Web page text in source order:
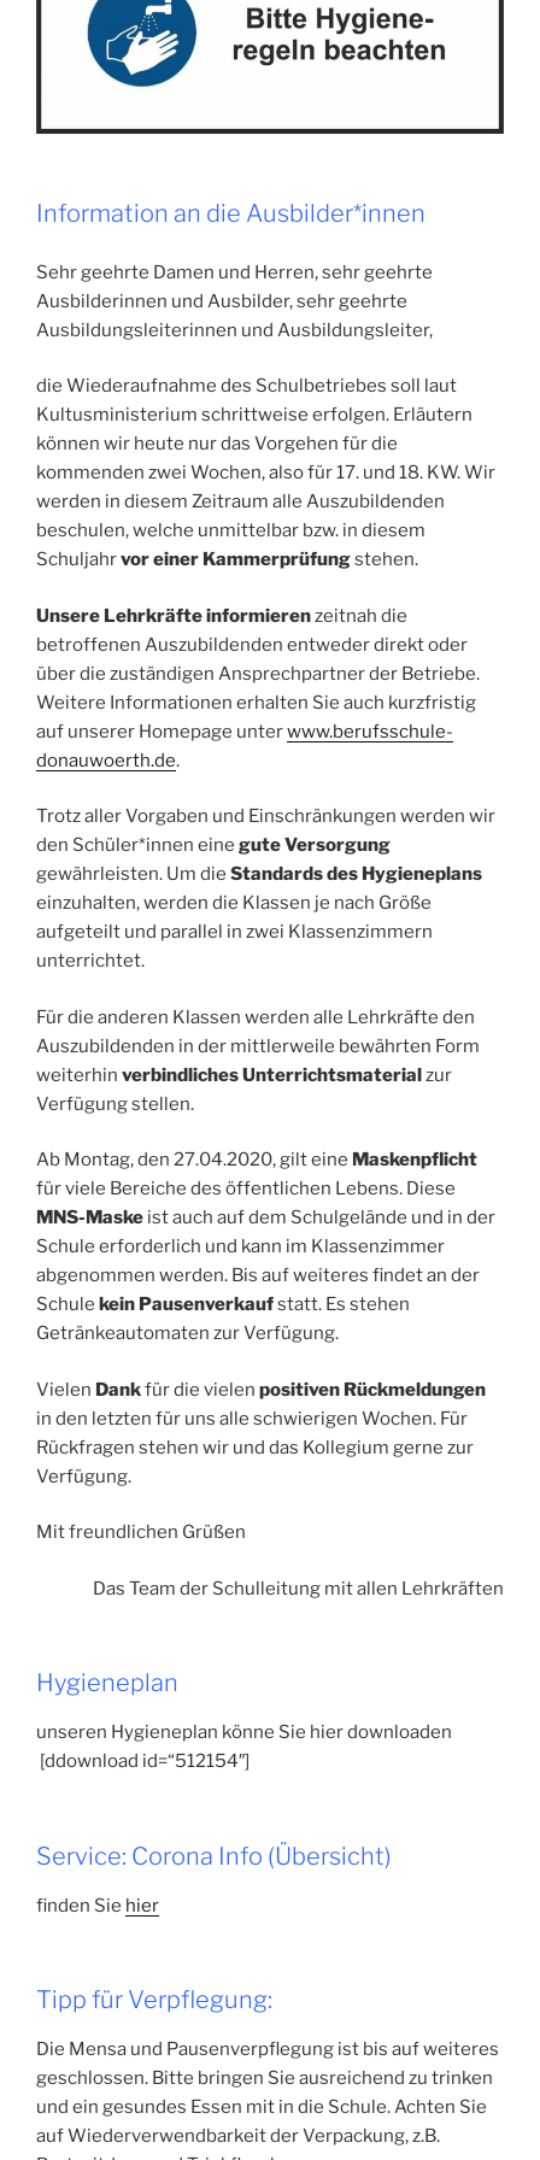
Information an die Ausbilder*innen
Sehr geehrte Damen und Herren, sehr geehrte
Ausbilderinnen und Ausbilder, sehr geehrte
Ausbildungsleiterinnen und Ausbildungsleiter,
die Wiederaufnahme des Schulbetriebes soll laut
Kultusministerium schrittweise erfolgen. Erläutern
können wir heute nur das Vorgehen für die
kommenden zwei Wochen, also für 17. und 18. KW. Wir
werden in diesem Zeitraum alle Auszubildenden
beschulen, welche unmittelbar bzw. in diesem
Schuljahrvor einer Kammerprüfungstehen.
Unsere Lehrkräfte informierenzeitnah die
betroffenen Auszubildenden entweder direkt oder
über die zuständigen Ansprechpartner der Betriebe.
Weitere Informationen erhalten Sie auch kurzfristig
auf unserer Homepage unterwww.berufsschule-
donauwoerth.de.
Trotz aller Vorgaben und Einschränkungen werden wir
den Schüler*innen eine gute Versorgung
gewährleisten. Um die Standards des Hygieneplans
einzuhalten, werden die Klassen je nach Größe
aufgeteilt und parallel in zwei Klassenzimmern
unterrichtet.
Für die anderen Klassen werden alle Lehrkräfte den
Auszubildenden in der mittlerweile bewährten Form
weiterhin verbindliches Unterrichtsmaterialzur
Verfügung stellen.
Ab Montag, den 27.04.2020, gilt eine Maskenpflicht
für viele Bereiche des öffentlichen Lebens. Diese
MNS-Maske ist auch auf dem Schulgelände und in der
Schule erforderlich und kann im Klassenzimmer
abgenommen werden. Bis auf weiteres findet an der
Schule kein Pausenverkaufstatt. Es stehen
Getränkeautomaten zur Verfügung.
Vielen Dankfür die vielen positiven Rückmeldungen
in den letzten für uns alle schwierigen Wochen. Für
Rückfragen stehen wir und das Kollegium gerne zur
Verfügung.
Mit freundlichen Grüßen
Das Team der Schulleitung mit allen Lehrkräften
Hygieneplan
unseren Hygieneplan könne Sie hier downloaden
[ddownload id=“512154″]
Service: Corona Info (Übersicht)
finden Sie hier
Tipp für Verpflegung:
Die Mensa und Pausenverpflegung ist bis auf weiteres
geschlossen. Bitte bringen Sie ausreichend zu trinken
und ein gesundes Essen mit in die Schule. Achten Sie
auf Wiederverwendbarkeit der Verpackung, z.B.